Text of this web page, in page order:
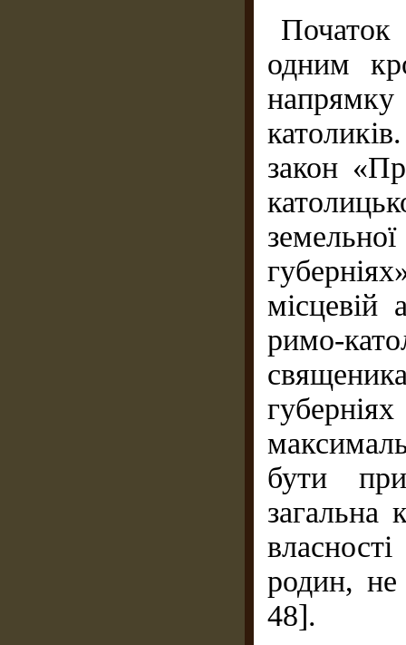
одним
напрямку
закон
місцевій
римо-
бути
загальна
родин,
48].